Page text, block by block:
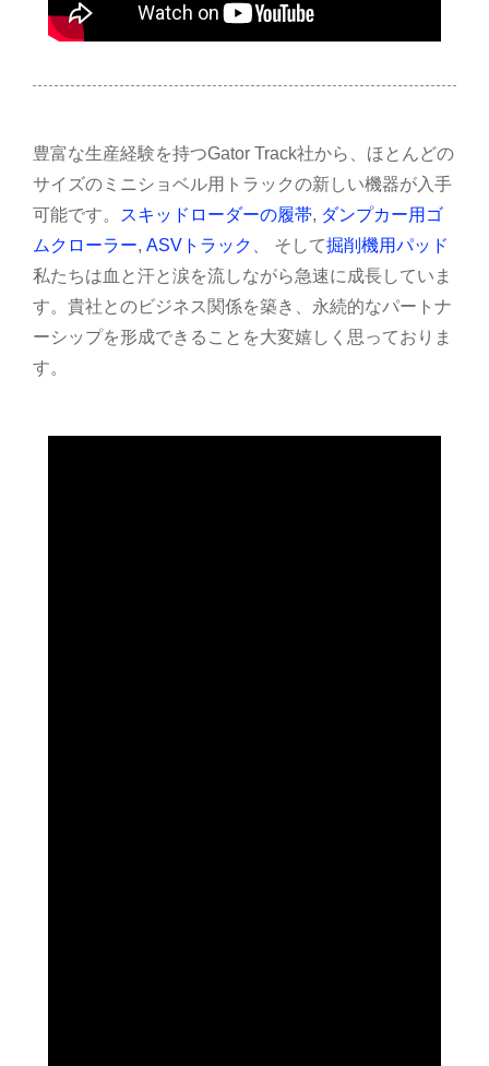
豊富な生産経験を持つGator Track社から、ほとんどの
サイズのミニショベル用トラックの新しい機器が入手
可能です。
スキッドローダーの履帯, ダンプカー用ゴ
ムクローラー, ASVトラック 、 そして掘削機用パッド
私たちは血と汗と涙を流しながら急速に成長していま
す。貴社とのビジネス関係を築き、永続的なパートナ
ーシップを形成できることを大変嬉しく思っておりま
す。